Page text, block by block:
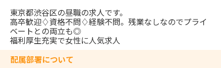
東京都渋谷区の昼職の求人です。
高卒歓迎♢資格不問♢経験不問。残業なしなのでプライ
ベートとの両立も◎
福利厚生充実で女性に人気求人
配属部署について